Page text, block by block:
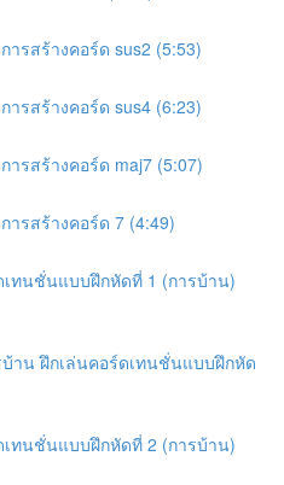
รสร้างคอร์ด sus2 (5:53)
รสร้างคอร์ด sus4 (6:23)
รสร้างคอร์ด maj7 (5:07)
รสร้างคอร์ด 7 (4:49)
ทนชั่นแบบฝึกหัดที่ 1 (การบ้าน)
าน ฝึกเล่นคอร์ดเทนชั่นแบบฝึกหัด
ทนชั่นแบบฝึกหัดที่ 2 (การบ้าน)